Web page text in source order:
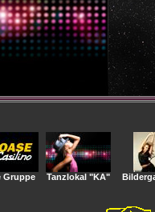
Gruppe Tanzlokal "KA"